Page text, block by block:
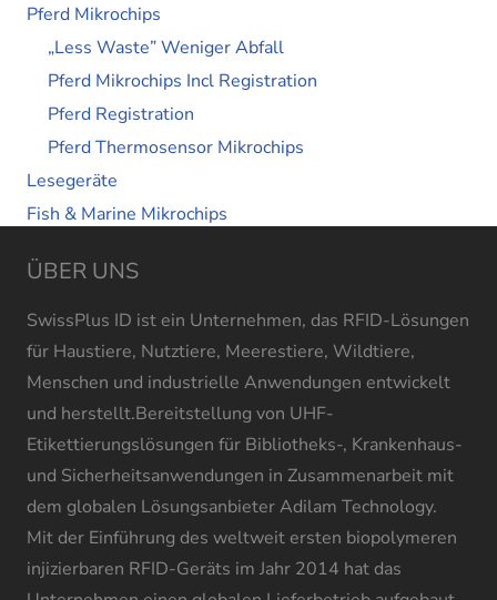
Pferd Mikrochips
„Less Waste” Weniger Abfall
Pferd Mikrochips Incl Registration
Pferd Registration
Pferd Thermosensor Mikrochips
Lesegeräte
Fish & Marine Mikrochips
ÜBER UNS
SwissPlus ID ist ein Unternehmen, das RFID-Lösungen
für Haustiere, Nutztiere, Meerestiere, Wildtiere,
Menschen und industrielle Anwendungen entwickelt
und herstellt.Bereitstellung von UHF-
Etikettierungslösungen für Bibliotheks-, Krankenhaus-
und Sicherheitsanwendungen in Zusammenarbeit mit
dem globalen Lösungsanbieter Adilam Technology.
Mit der Einführung des weltweit ersten biopolymeren
injizierbaren RFID-Geräts im Jahr 2014 hat das